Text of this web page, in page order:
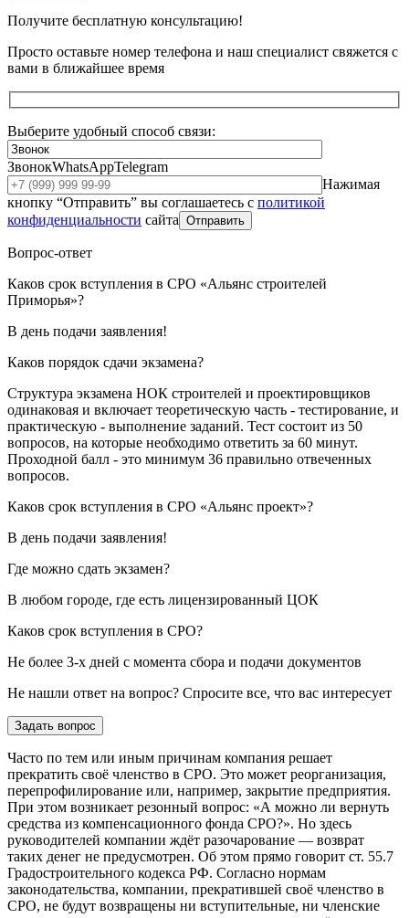
Получите бесплатную консультацию!
Просто оставьте номер телефона и наш специалист свяжется с
вами в ближайшее время
Выберите удобный способ связи:
ЗвонокWhatsAppTelegram
Нажимая
кнопку “Отправить” вы соглашаетесь с политикой
конфиденциальности сайта Отправить
Вопрос-ответ
Каков срок вступления в СРО «Альянс строителей
Приморья»?
В день подачи заявления!
Каков порядок сдачи экзамена?
Структура экзамена НОК строителей и проектировщиков
одинаковая и включает теоретическую часть - тестирование, и
практическую - выполнение заданий. Тест состоит из 50
вопросов, на которые необходимо ответить за 60 минут.
Проходной балл - это минимум 36 правильно отвеченных
вопросов.
Каков срок вступления в СРО «Альянс проект»?
В день подачи заявления!
Где можно сдать экзамен?
В любом городе, где есть лицензированный ЦОК
Каков срок вступления в СРО?
Не более 3-х дней с момента сбора и подачи документов
Не нашли ответ на вопрос? Спросите все, что вас интересует
Задать вопрос
Часто по тем или иным причинам компания решает
прекратить своё членство в СРО. Это может реорганизация,
перепрофилирование или, например, закрытие предприятия.
При этом возникает резонный вопрос: «А можно ли вернуть
средства из компенсационного фонда СРО?». Но здесь
руководителей компании ждёт разочарование — возврат
таких денег не предусмотрен. Об этом прямо говорит ст. 55.7
Градостроительного кодекса РФ. Согласно нормам
законодательства, компании, прекратившей своё членство в
СРО, не будут возвращены ни вступительные, ни членские